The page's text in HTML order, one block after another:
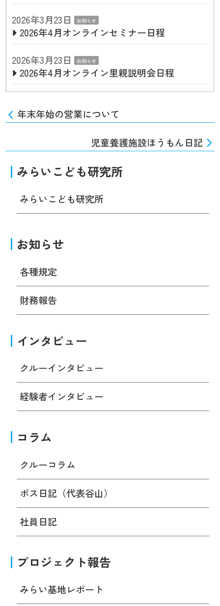
2026年3月23日
お知らせ
2026年4月オンラインセミナー日程
2026年3月23日
お知らせ
2026年4月オンライン里親説明会日程
年末年始の営業について
児童養護施設ほうもん日記
みらいこども研究所
みらいこども研究所
お知らせ
各種規定
財務報告
インタビュー
クルーインタビュー
経験者インタビュー
コラム
クルーコラム
ボス日記（代表谷山）
社員日記
プロジェクト報告
みらい基地レポート